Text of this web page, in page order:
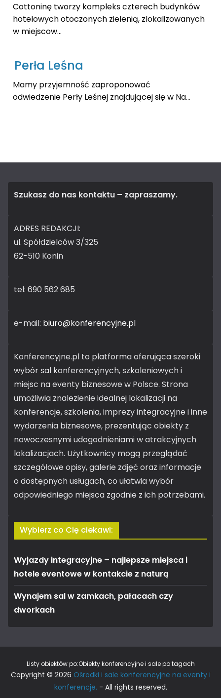
Cottoninę tworzy kompleks czterech budynków
hotelowych otoczonych zielenią, zlokalizowanych
w miejscow...
Perła Leśna
Mamy przyjemność zaproponować
odwiedzenie Perły Leśnej znajdującej się w Na...
Szukasz do nas kontaktu – zapraszamy.
ADRES REDAKCJI:
ul. Spółdzielców 3/325
62-510 Konin
tel: 690 562 685
e-mail: biuro@konferencyjne.pl
Konferencyjne.pl to platforma oferująca szeroki
wybór sal konferencyjnych, szkoleniowych i
miejsc na eventy biznesowe w Polsce. Strona
umożliwia znalezienie idealnej lokalizacji na
konferencje, szkolenia, imprezy integracyjne i inne
wydarzenia biznesowe, prezentując obiekty z
nowoczesnymi udogodnieniami w atrakcyjnych
lokalizacjach. Użytkownicy mogą przeglądać
szczegółowe opisy, galerie zdjęć oraz informacje
o dostępnych usługach, co ułatwia wybór
odpowiedniego miejsca zgodnie z ich potrzebami.
Wybierz co Cię ciekawi:
Wyjazdy integracyjne – najlepsze miejsca i
hotele eventowe w kontakcie z naturą
Wynajem sal w zamkach, pałacach czy
dworkach
Listy obiektów po:Obiekty konferencyjne i sale po tagach
Copyright © 2026 Ośrodki i sale konferencyjne na eventy i
konferencje. - All rights reserved.